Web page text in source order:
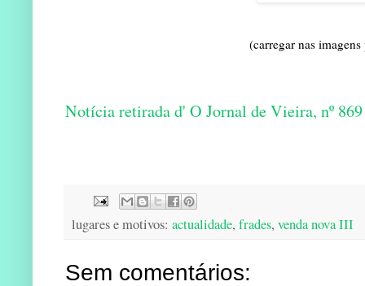
(carregar nas
Notícia retirada d' O Jornal de Vieira, nº
lugares e motivos: actualidade, frades, venda nova III
Sem comentários: